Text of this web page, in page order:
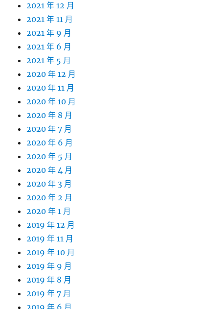
2021 年 12 月
2021 年 11 月
2021 年 9 月
2021 年 6 月
2021 年 5 月
2020 年 12 月
2020 年 11 月
2020 年 10 月
2020 年 8 月
2020 年 7 月
2020 年 6 月
2020 年 5 月
2020 年 4 月
2020 年 3 月
2020 年 2 月
2020 年 1 月
2019 年 12 月
2019 年 11 月
2019 年 10 月
2019 年 9 月
2019 年 8 月
2019 年 7 月